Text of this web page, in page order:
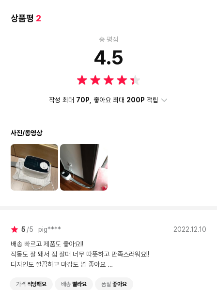
상품평 2
총 평점
4.5
작성 최대 70P , 좋아요 최대 200P 적립
사진/동영상
5 5 pig****
2022.12.10
배송 빠르고 제품도 좋아요!!
작동도 잘 돼서 짐 잘때 너무 따뜻하고 만족스러워요!!
디자인도 깔끔하고 마감도 넘 좋아요
가격 적당해요 배송 빨라요 품질 좋아요